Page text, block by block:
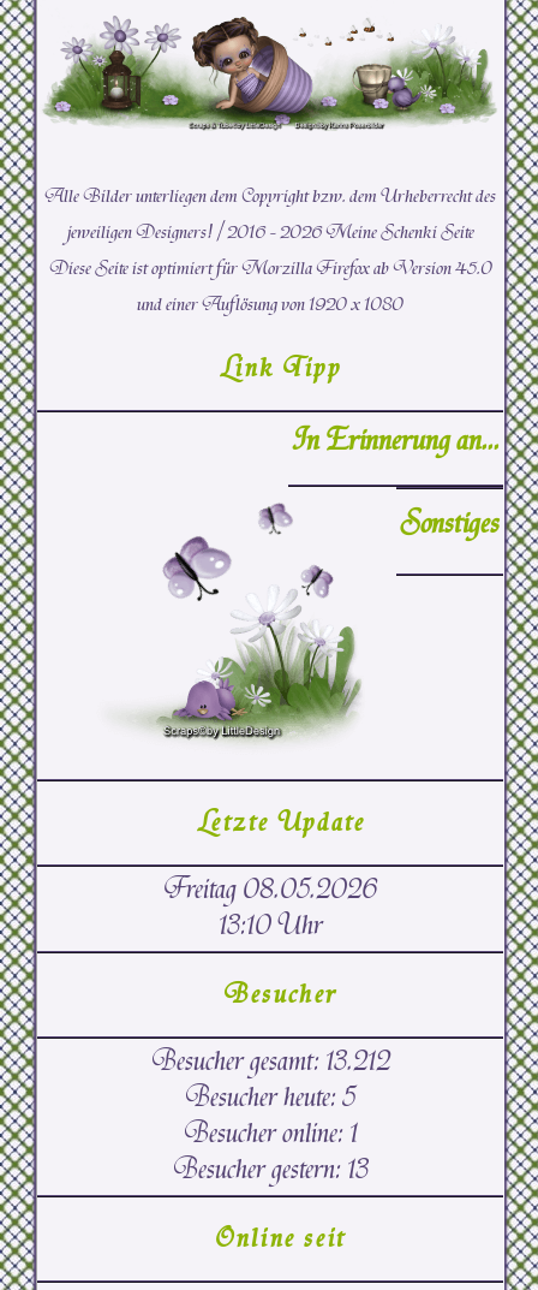
Alle Bilder unterliegen dem Copyright bzw. dem Urheberrecht des
jeweiligen Designers! / 2016 -2026 Meine Schenki Seite
Diese Seite ist optimiert für Morzilla Firefox ab Version 45.0
und einer Auflösung von 1920 x 1080
Link Tipp
In Erinnerung an...
Sonstiges
Letzte Update
Freitag 08.05.2026
13:10 Uhr
Besucher
Besucher gesamt: 13.212
Besucher heute:5
Besucher online: 1
Besucher gestern: 13
Online seit